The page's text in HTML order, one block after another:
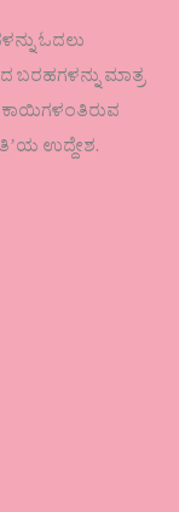
ಓದಲು
ಬರಹಗಳನ್ನು ಮಾತ್ರ
ಉದ್ದೇಶ.